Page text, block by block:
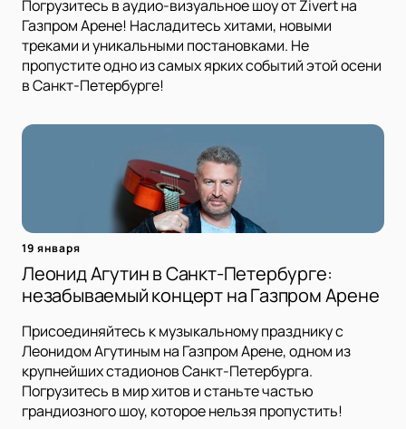
Погрузитесь в аудио-визуальное шоу от Zivert на
Газпром Арене! Насладитесь хитами, новыми
треками и уникальными постановками. Не
пропустите одно из самых ярких событий этой осени
в Санкт-Петербурге!
19 января
Леонид Агутин в Санкт-Петербурге:
незабываемый концерт на Газпром Арене
Присоединяйтесь к музыкальному празднику с
Леонидом Агутиным на Газпром Арене, одном из
крупнейших стадионов Санкт-Петербурга.
Погрузитесь в мир хитов и станьте частью
грандиозного шоу, которое нельзя пропустить!